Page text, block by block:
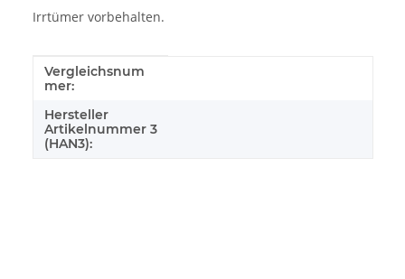
Irrtümer vorbehalten.
Produkteigenschaft
Wert
Vergleichsnum
mer:
Hersteller
Artikelnummer 3
(HAN3):